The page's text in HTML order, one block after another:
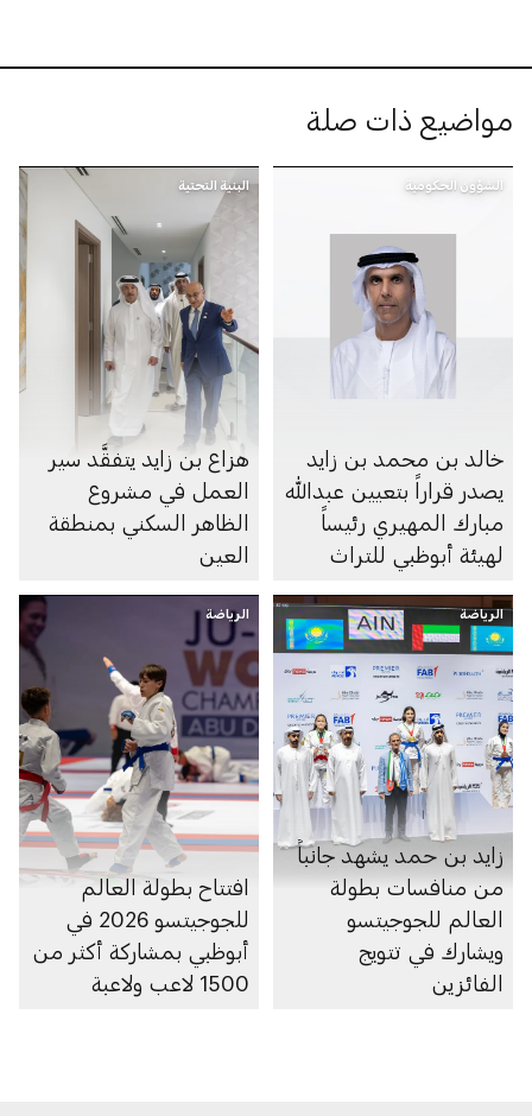
مواضيع ذات صلة
الشؤون الحكومية
خالد بن محمد بن زايد
يصدر قراراً بتعيين عبدالله
مبارك المهيري رئيساً
لهيئة أبوظبي للتراث
البنية التحتية
هزاع بن زايد يتفقَّد سير
العمل في مشروع
الظاهر السكني بمنطقة
العين
الرياضة
زايد بن حمد يشهد جانباً
من منافسات بطولة
العالم للجوجيتسو
ويشارك في تتويج
الفائزين
الرياضة
افتتاح بطولة العالم
للجوجيتسو 2026 في
أبوظبي بمشاركة أكثر من
1500 لاعب ولاعبة